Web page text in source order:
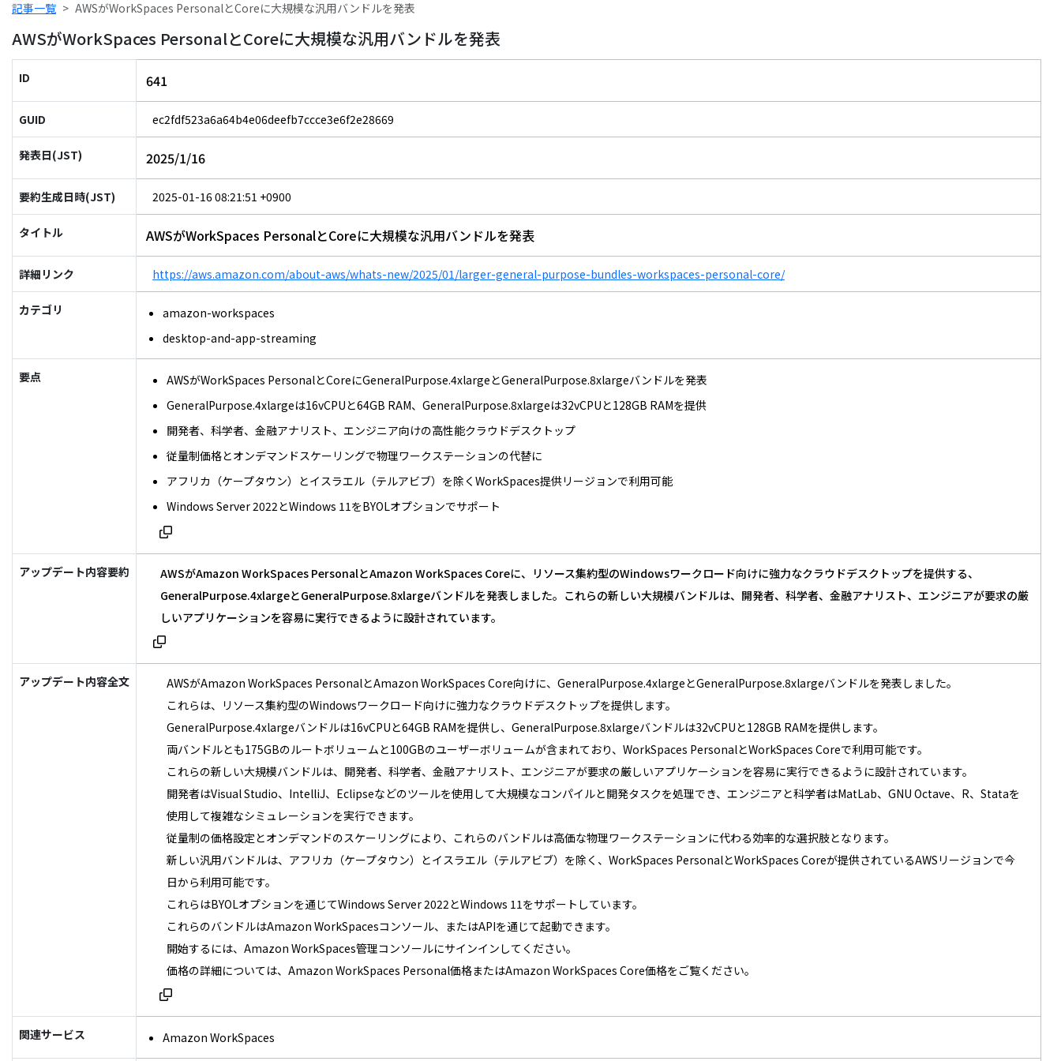
記事一覧 AWSがWorkSpaces PersonalとCoreに大規模な汎用バンドルを発表
AWSがWorkSpaces PersonalとCoreに大規模な汎用バンドルを発表
ID 641
GUID ec2fdf523a6a64b4e06deefb7ccce3e6f2e28669
発表日(JST) 2025/1/16
要約生成日時(JST) 2025-01-16 08:21:51 +0900
タイトル AWSがWorkSpaces PersonalとCoreに大規模な汎用バンドルを発表
詳細リンク https://aws.amazon.com/about-aws/whats-new/2025/01/larger-general-purpose-bundles-workspaces-personal-core/
カテゴリ
amazon-workspaces
desktop-and-app-streaming
要点
AWSがWorkSpaces PersonalとCoreにGeneralPurpose.4xlargeとGeneralPurpose.8xlargeバンドルを発表
GeneralPurpose.4xlargeは16vCPUと64GB RAM、GeneralPurpose.8xlargeは32vCPUと128GB RAMを提供
開発者、科学者、金融アナリスト、エンジニア向けの高性能クラウドデスクトップ
従量制価格とオンデマンドスケーリングで物理ワークステーションの代替に
アフリカ（ケープタウン）とイスラエル（テルアビブ）を除くWorkSpaces提供リージョンで利用可能
Windows Server 2022とWindows 11をBYOLオプションでサポート
アップデート内容要約
AWSがAmazon WorkSpaces PersonalとAmazon WorkSpaces Coreに、リソース集約型のWindowsワークロード向けに強力なクラウドデスクトップを提供する、
GeneralPurpose.4xlargeとGeneralPurpose.8xlargeバンドルを発表しました。これらの新しい大規模バンドルは、開発者、科学者、金融アナリスト、エンジニアが要求の厳
しいアプリケーションを容易に実行できるように設計されています。
アップデート内容全文
AWSがAmazon WorkSpaces PersonalとAmazon WorkSpaces Core向けに、GeneralPurpose.4xlargeとGeneralPurpose.8xlargeバンドルを発表しました。
これらは、リソース集約型のWindowsワークロード向けに強力なクラウドデスクトップを提供します。
GeneralPurpose.4xlargeバンドルは16vCPUと64GB RAMを提供し、GeneralPurpose.8xlargeバンドルは32vCPUと128GB RAMを提供します。
両バンドルとも175GBのルートボリュームと100GBのユーザーボリュームが含まれており、WorkSpaces PersonalとWorkSpaces Coreで利用可能です。
これらの新しい大規模バンドルは、開発者、科学者、金融アナリスト、エンジニアが要求の厳しいアプリケーションを容易に実行できるように設計されています。
開発者はVisual Studio、IntelliJ、Eclipseなどのツールを使用して大規模なコンパイルと開発タスクを処理でき、エンジニアと科学者はMatLab、GNU Octave、R、Stataを
使用して複雑なシミュレーションを実行できます。
従量制の価格設定とオンデマンドのスケーリングにより、これらのバンドルは高価な物理ワークステーションに代わる効率的な選択肢となります。
新しい汎用バンドルは、アフリカ（ケープタウン）とイスラエル（テルアビブ）を除く、WorkSpaces PersonalとWorkSpaces Coreが提供されているAWSリージョンで今
日から利用可能です。
これらはBYOLオプションを通じてWindows Server 2022とWindows 11をサポートしています。
これらのバンドルはAmazon WorkSpacesコンソール、またはAPIを通じて起動できます。
開始するには、Amazon WorkSpaces管理コンソールにサインインしてください。
価格の詳細については、Amazon WorkSpaces Personal価格またはAmazon WorkSpaces Core価格をご覧ください。
関連サービス Amazon WorkSpaces